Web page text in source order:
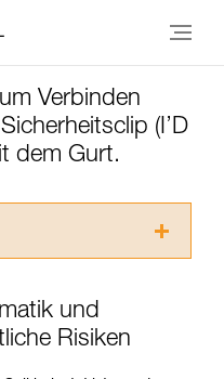
Verbinden
(I’D
dem Gurt.
Sie diesen zu Rate
Sie zuerst die in
und
Risiken